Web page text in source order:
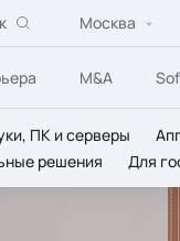
Москва
M&A
ПК и серверы
решения
Для